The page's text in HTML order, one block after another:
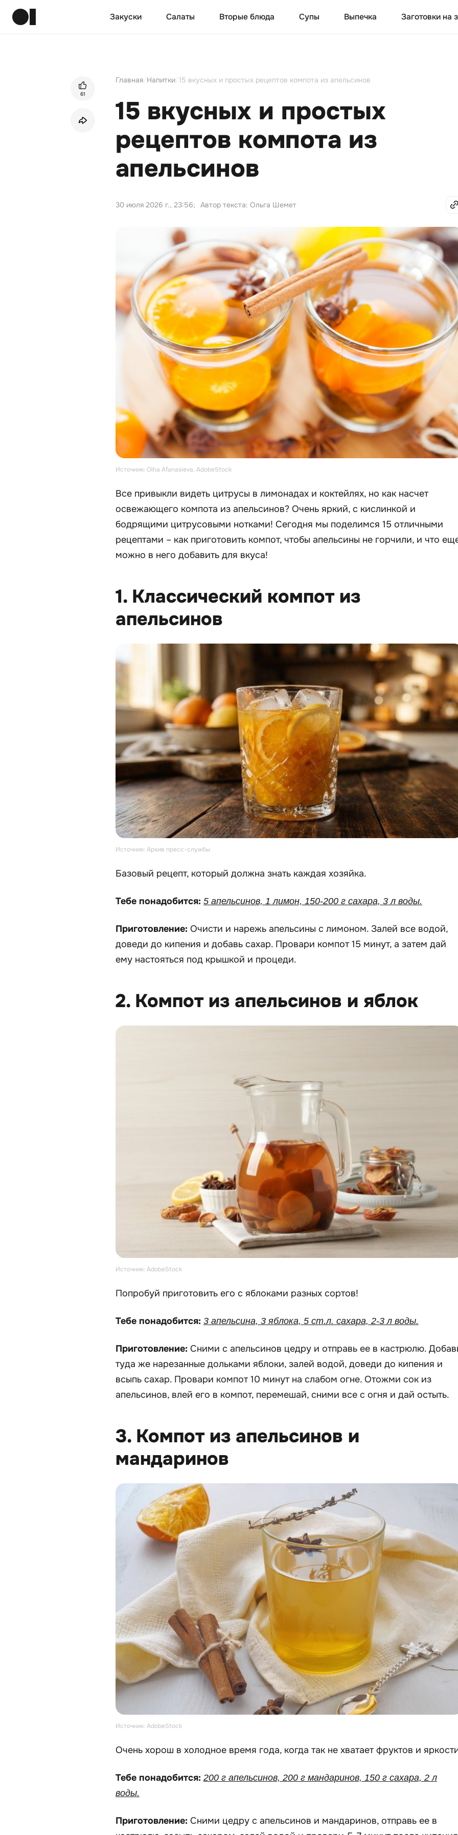
Закуски Салаты Вторые блюда Супы Выпечка Заготовки на
61
Главная Напитки 15 вкусных и простых рецептов компота из апельсинов
15 вкусных и простых
рецептов компота из
апельсинов
30 июля 2026 г., 23:56; Автор текста: Ольга Шемет
Источник: Olha Afanasieva, AdobeStock
Все привыкли видеть цитрусы в лимонадах и коктейлях, но как насчет
освежающего компота из апельсинов? Очень яркий, с кислинкой и
бодрящими цитрусовыми нотками! Сегодня мы поделимся 15 отличными
рецептами – как приготовить компот, чтобы апельсины не горчили, и что
можно в него добавить для вкуса!
1. Классический компот из
апельсинов
Источник: Архив пресс-службы
Базовый рецепт, который должна знать каждая хозяйка.
Тебе понадобится: 5 апельсинов, 1 лимон, 150-200 г сахара, 3 л воды.
Приготовление: Очисти и нарежь апельсины с лимоном. Залей все водой,
доведи до кипения и добавь сахар. Провари компот 15 минут, а затем дай
ему настояться под крышкой и процеди.
2. Компот из апельсинов и яблок
Источник: AdobeStock
Попробуй приготовить его с яблоками разных сортов!
Тебе понадобится: 3 апельсина, 3 яблока, 5 ст.л. сахара, 2-3 л воды.
Приготовление: Сними с апельсинов цедру и отправь ее в кастрюлю.
туда же нарезанные дольками яблоки, залей водой, доведи до кипения и
всыпь сахар. Провари компот 10 минут на слабом огне. Отожми сок из
апельсинов, влей его в компот, перемешай, сними все с огня и дай остыть.
3. Компот из апельсинов и
мандаринов
Источник: AdobeStock
Очень хорош в холодное время года, когда так не хватает фруктов и
Тебе понадобится: 200 г апельсинов, 200 г мандаринов, 150 г сахара, 2 л
воды.
Приготовление: Сними цедру с апельсинов и мандаринов, отправь ее в